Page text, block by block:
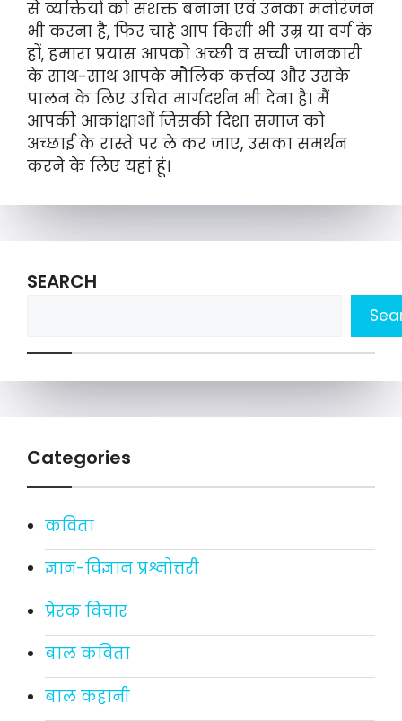
से व्यक्तियों को सशक्त बनाना एवं उनका मनोरंजन
भी करना है, फिर चाहे आप किसी भी उम्र या वर्ग के
हों, हमारा प्रयास आपको अच्छी व सच्ची जानकारी
के साथ-साथ आपके मौलिक कर्त्तव्य और उसके
पालन के लिए उचित मार्गदर्शन भी देना है। मैं
आपकी आकांक्षाओं जिसकी दिशा समाज को
अच्छाई के रास्ते पर ले कर जाए, उसका समर्थन
करने के लिए यहां हूं।
SEARCH
Categories
कविता
ज्ञान-विज्ञान प्रश्नोत्तरी
प्रेरक विचार
बाल कविता
बाल कहानी